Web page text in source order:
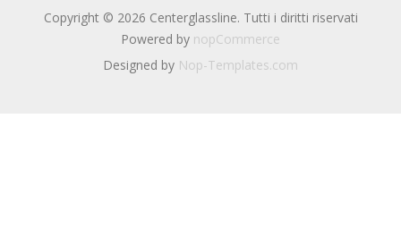
Copyright © 2026 Centerglassline. Tutti i diritti riservati
Powered by nopCommerce
Designed by Nop-Templates.com